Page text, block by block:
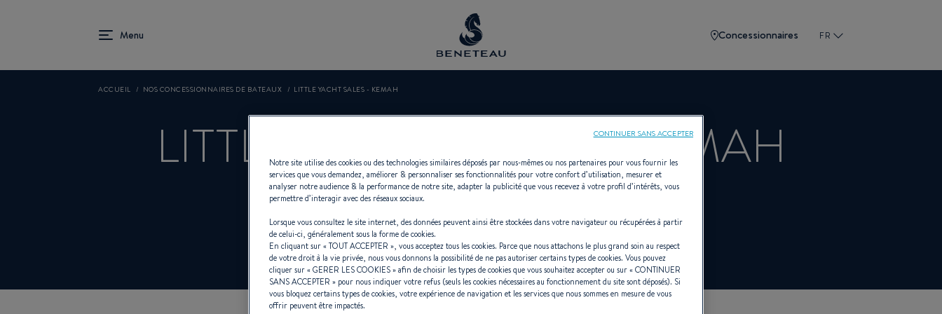
Concessionnaires FR
ACCUEIL NOS CONCESSIONNAIRES DE BATEAUX LITTLE YACHT SALES - KEMAH
LITTLE YACHT SALES - KEMAH
Concessionnaire Hors-bord pour BENETEAU
Notre site utilise des cookies ou des technologies similaires déposés par nous-mêmes ou nos partenaires pour vous fournir les
services que vous demandez, améliorer & personnaliser ses fonctionnalités pour votre confort d’utilisation, mesurer et
analyser notre audience & la performance de notre site, adapter la publicité que vous recevez à votre profil d’intérêts, vous
permettre d’interagir avec des réseaux sociaux.
Lorsque vous consultez le site internet, des données peuvent ainsi être stockées dans votre navigateur ou récupérées à partir
de celui-ci, généralement sous la forme de cookies.
En cliquant sur «TOUT ACCEPTER », vous acceptez tous les cookies. Parce que nous attachons le plus grand soin au respect
de votre droit à la vie privée, nous vous donnons la possibilité de ne pas autoriser certains types de cookies. Vous pouvez
cliquer sur «GERER LES COOKIES» afin de choisir les types de cookies que vous souhaitez accepter ou sur «CONTINUER
SANS ACCEPTER » pour nous indiquer votre refus (seuls les cookies nécessaires au fonctionnement du site sont déposés). Si
vous bloquez certains types de cookies, votre expérience de navigation et les services que nous sommes en mesure de vous
offrir peuvent être impactés.
CONTINUER SANS ACCEPTER